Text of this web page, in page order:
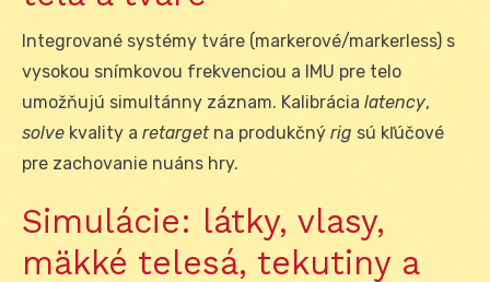
Integrované systémy tváre (markerové/markerless) s
vysokou snímkovou frekvenciou a IMU pre telo
umožňujú simultánny záznam. Kalibrácia latency,
solve kvality a retargetna produkčný rig sú kľúčové
pre zachovanie nuáns hry.
Simulácie: látky, vlasy,
mäkké telesá, tekutiny a